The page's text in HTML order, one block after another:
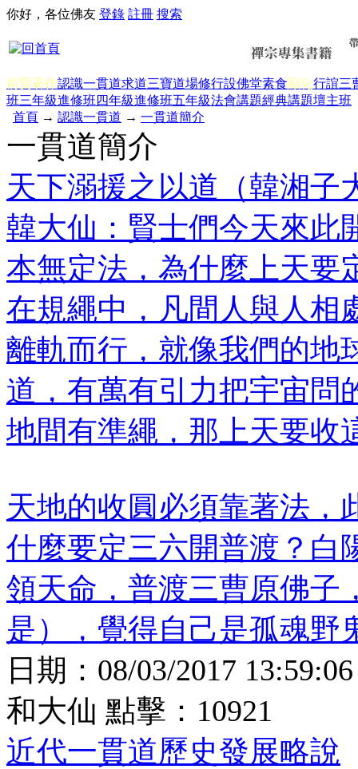
你好，各位佛友 登錄 註冊 搜索
前賢著作認識一貫道求道三寶道場修行設佛堂素食顯化行誼三
班三年級進修班四年級進修班五年級法會講題經典講題壇主班
首頁 → 認識一貫道 → 一貫道簡介
一貫道簡介
天下溺援之以道（韓湘子
韓大仙：賢士們今天來此
本無定法，為什麼上天要
在規繩中，凡間人與人相
離軌而行，就像我們的地
道，有萬有引力把宇宙問
地間有準繩，那上天要收
天地的收圓必須靠著法，
什麼要定三六開普渡？白
領天命，普渡三曹原佛子
是），覺得自己是孤魂野
日期： 08/03/2017 13:59:06
和大仙 點擊： 10921
近代一貫道歷史發展略說